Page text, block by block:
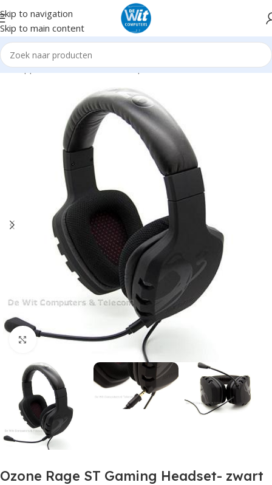
Skip to navigation
Skip to main content
Headsets/Headph./microf. Headsets incl. mic
Click to enlarge
Ozone Rage ST Gaming Headset- zwart